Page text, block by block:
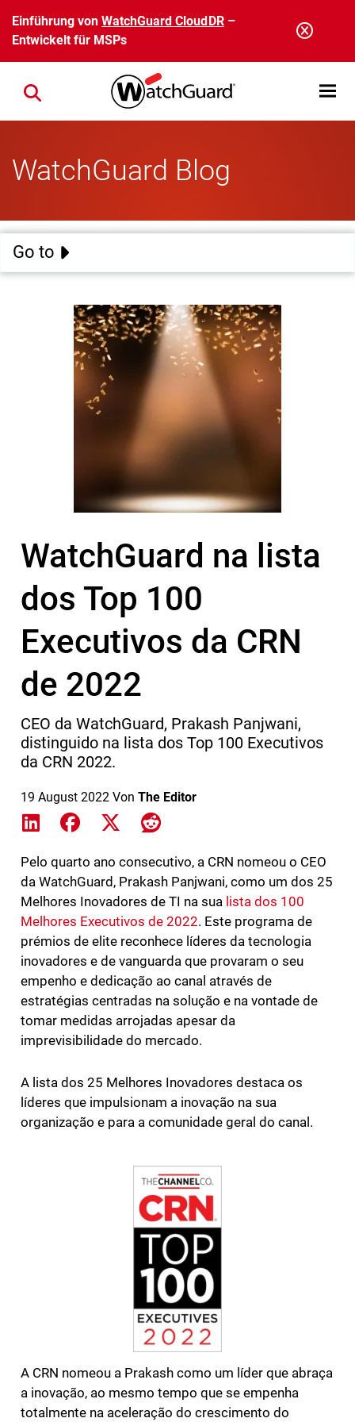
Direkt zum Inhalt
Einführung vonWatchGuard CloudDR–
Entwickelt für MSPs
Open
Close search
WatchGuard Blog
Go to
WatchGuard na lista
dos Top 100
Executivos da CRN
de 2022
CEO da WatchGuard, Prakash Panjwani,
distinguido na lista dos Top 100 Executivos
da CRN 2022.
19 August 2022 Von The Editor
Share on LinkedIn
Share on Facebook
Share on XShare on Reddit
Pelo quarto ano consecutivo, a CRN nomeou o CEO
da WatchGuard, Prakash Panjwani, como um dos 25
Melhores Inovadores de TI na sua lista dos 100
Melhores Executivos de 2022. Este programa de
prémios de elite reconhece líderes da tecnologia
inovadores e de vanguarda que provaram o seu
empenho e dedicação ao canal através de
estratégias centradas na solução e na vontade de
tomar medidas arrojadas apesar da
imprevisibilidade do mercado.
A lista dos 25 Melhores Inovadores destaca os
líderes que impulsionam a inovação na sua
organização e para a comunidade geral do canal.
A CRN nomeou a Prakash como um líder que abraça
a inovação, ao mesmo tempo que se empenha
totalmente na aceleração do crescimento do